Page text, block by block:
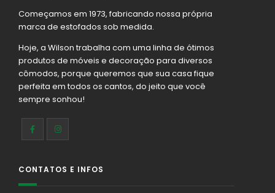
Começamos em 1973, fabricando nossa própria
marca de estofados sob medida.
Hoje, a Wilson trabalha com uma linha de ótimos
produtos de móveis e decoração para diversos
cômodos, porque queremos que sua casa fique
perfeita em todos os cantos, do jeito que você
sempre sonhou!
CONTATOS E INFOS